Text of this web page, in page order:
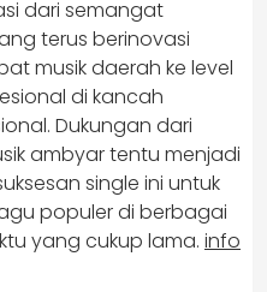
dari semangat
terus berinovasi
musik daerah ke level
di kancah
Dukungan dari
ambyar tentu menjadi
single ini untuk
populer di berbagai
yang cukup lama. info